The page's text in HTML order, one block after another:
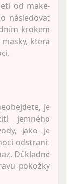
od make-
následovat
krokem
která
je
jemného
jako je
odstranit
Důkladné
pokožky